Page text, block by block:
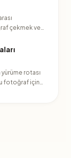
çekmek ve
rotası
fotoğraf için…